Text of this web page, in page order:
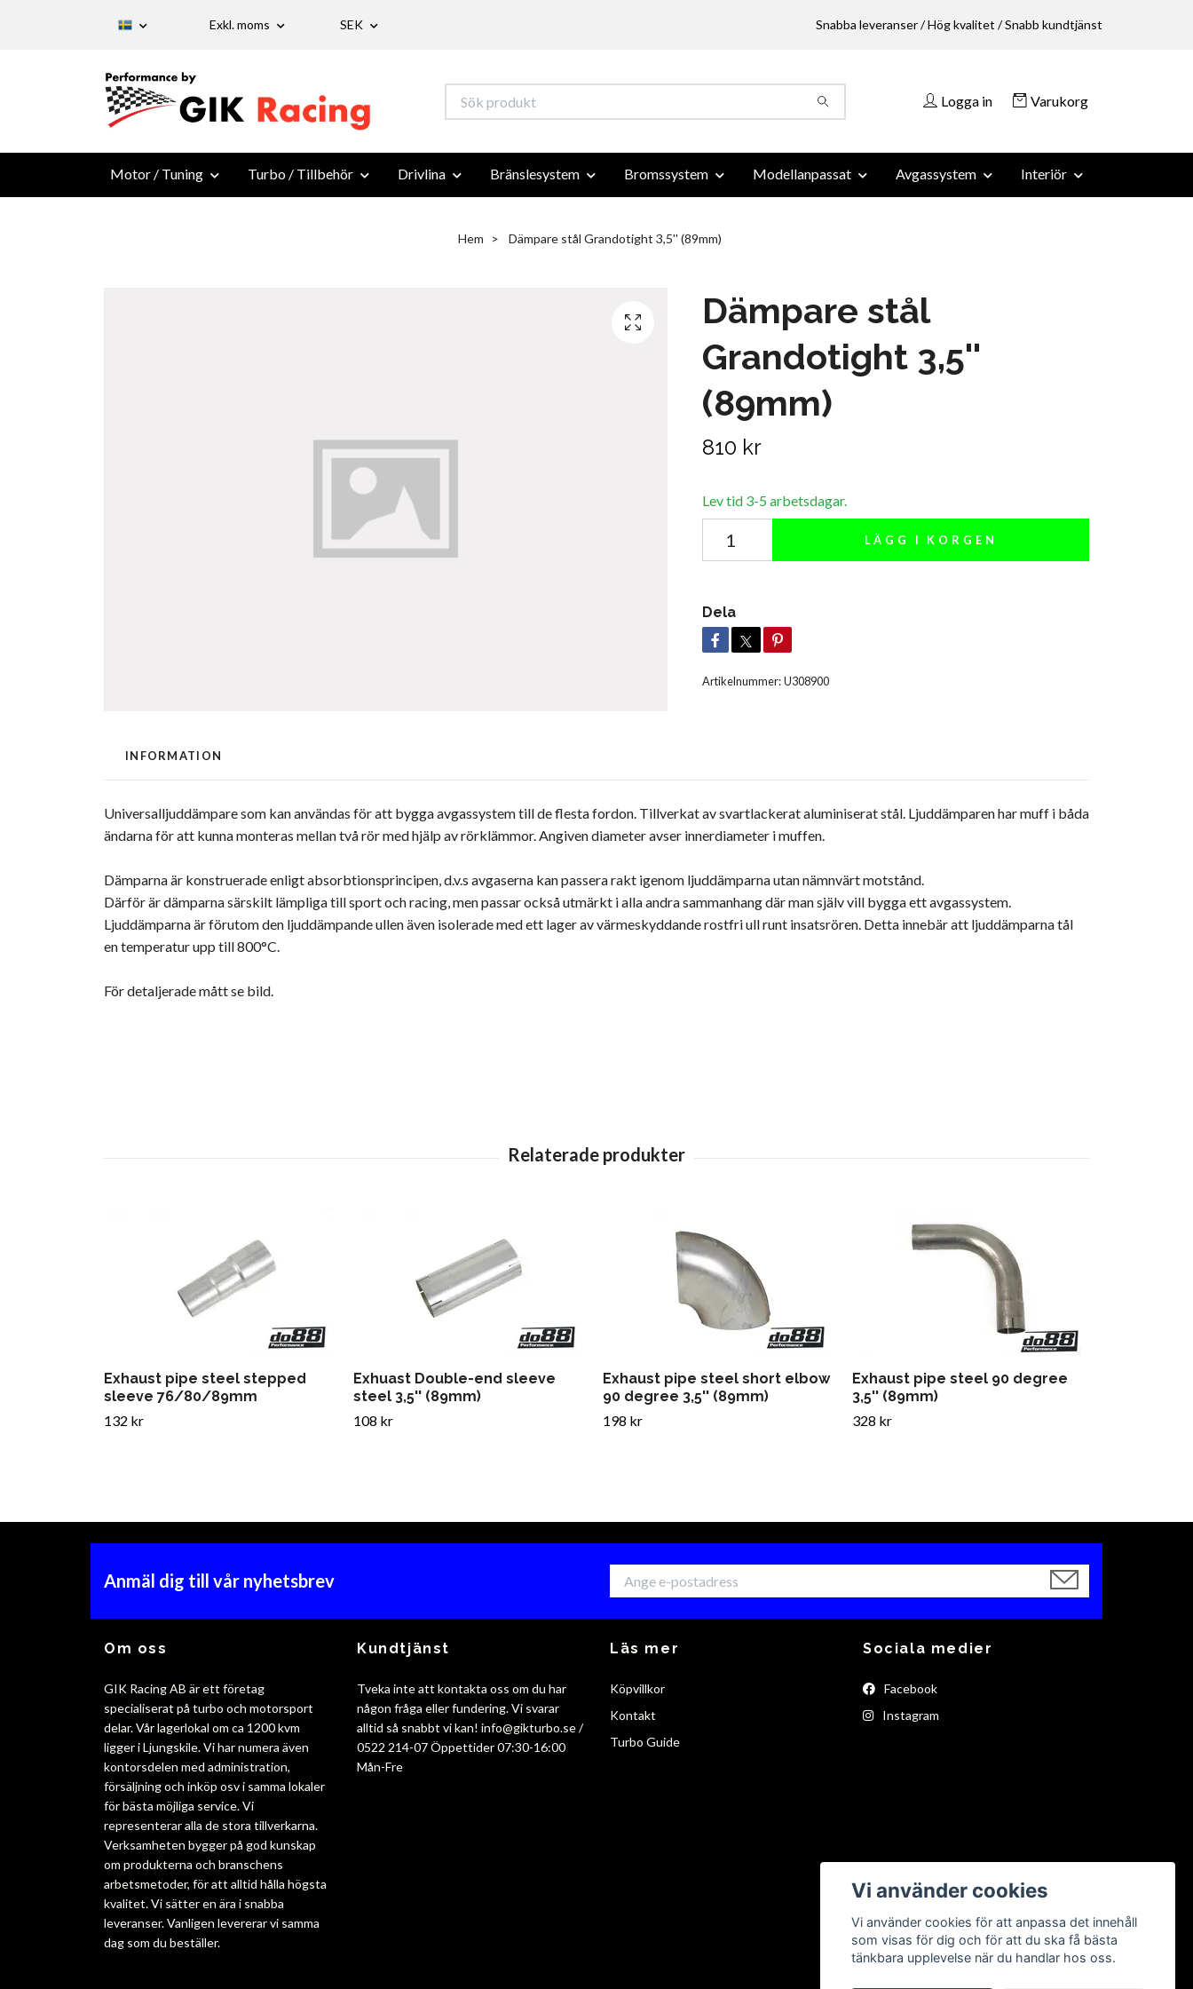
Exkl. moms SEK Snabba leveranser / Hög kvalitet / Snabb kundtjänst
Logga in Varukorg
Motor / Tuning Turbo / Tillbehör Drivlina Bränslesystem Bromssystem Modellanpassat Avgassystem Interiör
Hem Dämpare stål Grandotight 3,5'' (89mm)
Dämpare stål
Grandotight 3,5''
(89mm)
810 kr
Lev tid 3-5 arbetsdagar.
LÄGG I KORGEN
Dela
Artikelnummer:U308900
INFORMATION
Universalljuddämpare som kan användas för att bygga avgassystem till de flesta fordon. Tillverkat av svartlackerat aluminiserat stål. Ljuddämparen har muff i båda
ändarna för att kunna monteras mellan två rör med hjälp av rörklämmor. Angiven diameter avser innerdiameter i muffen.
Dämparna är konstruerade enligt absorbtionsprincipen, d.v.s avgaserna kan passera rakt igenom ljuddämparna utan nämnvärt motstånd.
Därför är dämparna särskilt lämpliga till sport och racing, men passar också utmärkt i alla andra sammanhang där man själv vill bygga ett avgassystem.
Ljuddämparna är förutom den ljuddämpande ullen även isolerade med ett lager av värmeskyddande rostfri ull runt insatsrören. Detta innebär att ljuddämparna tål
en temperatur upp till 800°C.
För detaljerade mått se bild.
Exhaust pipe steel stepped
sleeve 76/80/89mm
132 kr
Exhuast Double-end sleeve
steel 3,5'' (89mm)
108 kr
Exhaust pipe steel short elbow
90 degree 3,5'' (89mm)
198 kr
Exhaust pipe steel 90 degree
3,5'' (89mm)
328 kr
Anmäl dig till vår nyhetsbrev
Om oss
GIK Racing AB är ett företag
specialiserat på turbo och motorsport
delar. Vår lagerlokal om ca 1200 kvm
ligger i Ljungskile. Vi har numera även
kontorsdelen med administration,
försäljning och inköp osv i samma lokaler
för bästa möjliga service. Vi
representerar alla de stora tillverkarna.
Verksamheten bygger på god kunskap
om produkterna och branschens
arbetsmetoder, för att alltid hålla högsta
kvalitet. Vi sätter en ära i snabba
leveranser. Vanligen levererar vi samma
dag som du beställer.
Kundtjänst
Tveka inte att kontakta oss om du har
någon fråga eller fundering. Vi svarar
alltid så snabbt vi kan! info@gikturbo.se/
0522 214-07 Öppettider 07:30-16:00
Mån-Fre
Läs mer
Köpvillkor
Kontakt
Turbo Guide
Sociala medier
Facebook
Instagram
Vi använder cookies
Vi använder cookies för att anpassa det innehåll
som visas för dig och för att du ska få bästa
tänkbara upplevelse när du handlar hos oss.